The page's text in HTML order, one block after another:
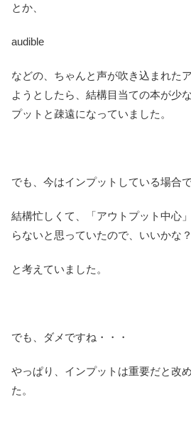
とか、
audible
などの、ちゃんと声が吹き込まれた
ようとしたら、結構目当ての本が少
プットと疎遠になっていました。
でも、今はインプットしている場合で
結構忙しくて、「アウトプット中心
らないと思っていたので、いいかな？
と考えていました。
でも、ダメですね・・・
やっぱり、インプットは重要だと改
た。